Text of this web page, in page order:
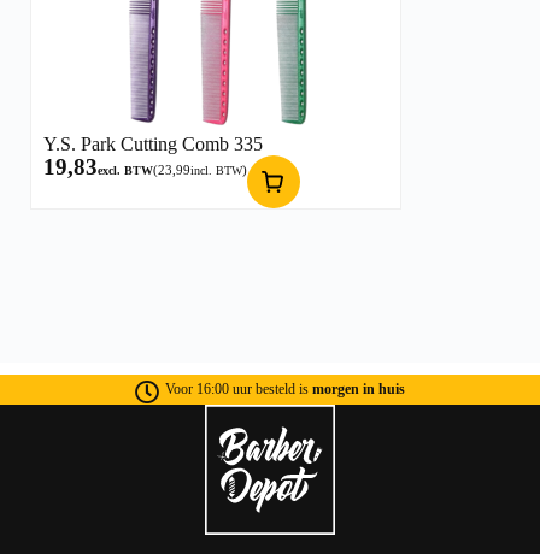
Y.S. Park Cutting Comb 335
19,83excl. BTW(23,99incl. BTW)
Voor 16:00 uur besteld is morgen in huis